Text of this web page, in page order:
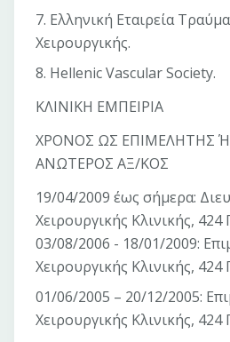
7. Ελληνική Εταιρεία
Χειρουργικής.
8. Hellenic Vascular Society.
ΚΛΙΝΙΚΗ ΕΜΠΕΙΡΙΑ
ΧΡΟΝΟΣ ΩΣ ΕΠΙΜΕΛΗΤΗΣ
ΑΝΩΤΕΡΟΣ ΑΞ/ΚΟΣ
19/04/2009 έως σήμερα:
Χειρουργικής Κλινικής,
03/08/2006 - 18/01/2009:
Χειρουργικής Κλινικής,
01/06/2005 – 20/12/2005:
Χειρουργικής Κλινικής,